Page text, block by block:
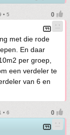
• 5
met die rode
En daar
per groep,
een verdeler te
van 6 en
• 6